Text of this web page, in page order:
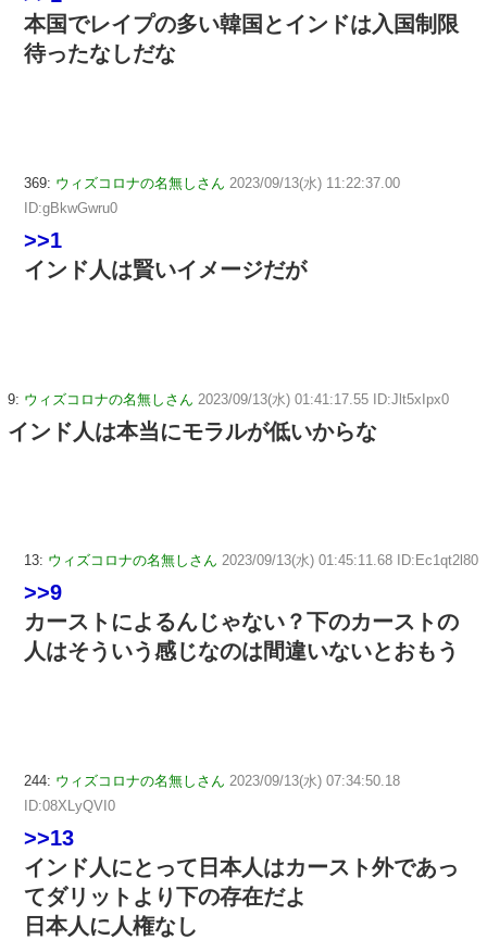
本国でレイプの多い韓国とインドは入国制限
待ったなしだな
369: ウィズコロナの名無しさん 2023/09/13(水) 11:22:37.00
ID:gBkwGwru0
>>1
インド人は賢いイメージだが
9: ウィズコロナの名無しさん 2023/09/13(水) 01:41:17.55 ID:Jlt5xIpx0
インド人は本当にモラルが低いからな
13: ウィズコロナの名無しさん 2023/09/13(水) 01:45:11.68 ID:Ec1qt2l80
>>9
カーストによるんじゃない？下のカーストの
人はそういう感じなのは間違いないとおもう
244: ウィズコロナの名無しさん 2023/09/13(水) 07:34:50.18
ID:08XLyQVI0
>>13
インド人にとって日本人はカースト外であっ
てダリットより下の存在だよ
日本人に人権なし